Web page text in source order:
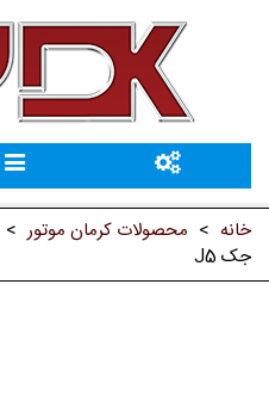
خانه > محصولات کرمان موتور >
جک J5